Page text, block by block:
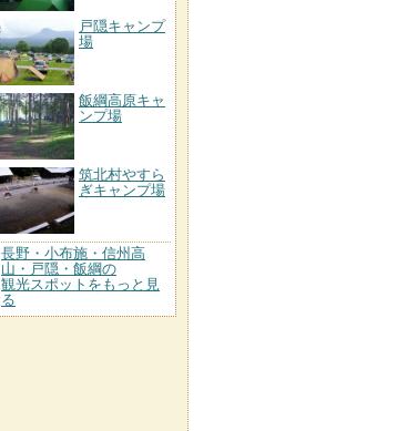
戸隠キャンプ
場
飯綱高原キャ
ンプ場
筑北村やすら
ぎキャンプ場
長野・小布施・信州高
山・戸隠・飯綱の
観光スポットをもっと見
る